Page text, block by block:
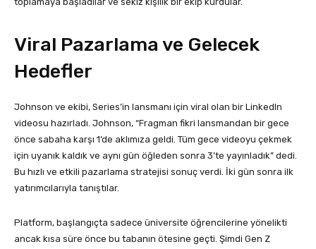
Viral Pazarlama ve Gelecek
Hedefler
Johnson ve ekibi, Series’in lansmanı için viral olan bir LinkedIn
videosu hazırladı. Johnson, “Fragman fikri lansmandan bir gece
önce sabaha karşı 1’de aklımıza geldi. Tüm gece videoyu çekmek
için uyanık kaldık ve aynı gün öğleden sonra 3’te yayınladık” dedi.
Bu hızlı ve etkili pazarlama stratejisi sonuç verdi. İki gün sonra ilk
yatırımcılarıyla tanıştılar.
Platform, başlangıçta sadece üniversite öğrencilerine yönelikti
ancak kısa süre önce bu tabanın ötesine geçti. Şimdi Gen Z